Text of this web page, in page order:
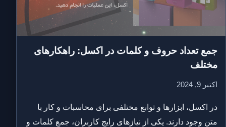
جمع تعداد حروف و کلمات در اکسل: راهکارهای
مختلف
اکتبر 9, 2024
در اکسل، ابزارها و توابع مختلفی برای محاسبات و کار با
متن وجود دارند. یکی از نیازهای رایج کاربران، جمع کلمات و